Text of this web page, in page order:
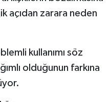
açıdan zarara neden
kullanımı söz
olduğunun farkına